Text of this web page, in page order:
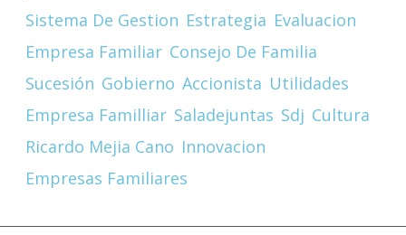
Sistema De Gestion Estrategia Evaluacion
Empresa Familiar Consejo De Familia
Sucesión Gobierno Accionista Utilidades
Empresa Familliar Saladejuntas Sdj Cultura
Ricardo Mejia Cano Innovacion
Empresas Familiares